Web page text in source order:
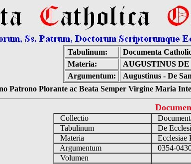
Tabulinum:
Documenta
Materia:
AUGUSTINUS
Argumentum:
Augustinus - De
Patrono Plorante ac Beata Semper Virgine Maria
Collectio
Tabulinum
De
Materia
Ecclesiae
Argumentum
0354-
Volumen